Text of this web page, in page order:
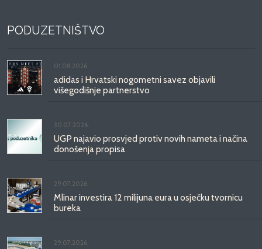
PODUZETNIŠTVO
01.08.2026.
adidas i Hrvatski nogometni savez objavili
višegodišnje partnerstvo
30.07.2026.
UGP najavio prosvjed protiv novih nameta i načina
donošenja propisa
29.07.2026.
Mlinar investira 12 milijuna eura u osječku tvornicu
bureka
29.07.2026.